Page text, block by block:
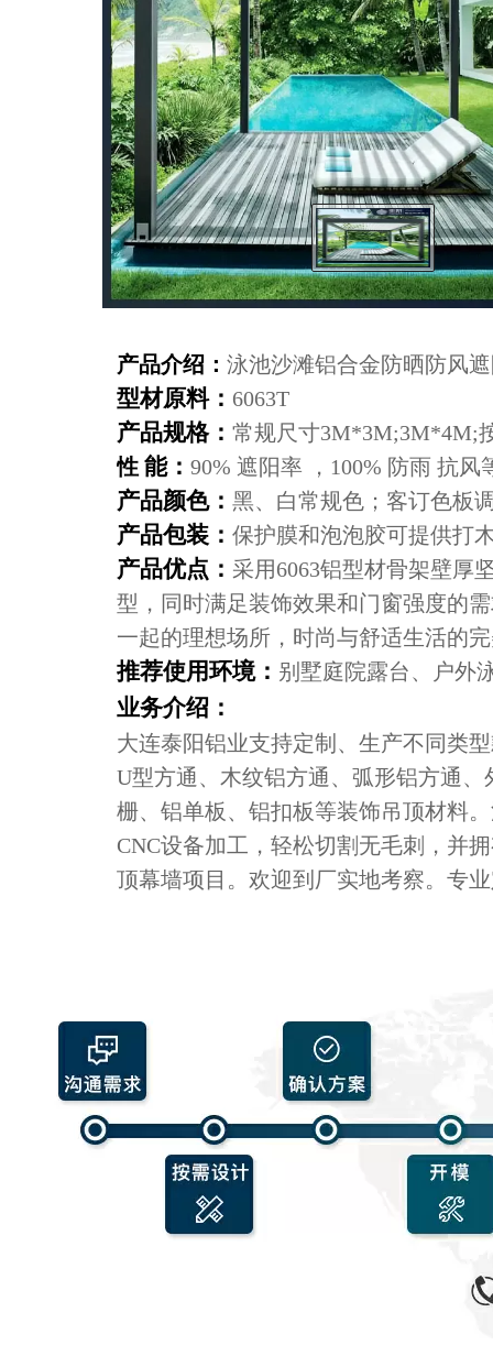
产品介绍： 泳池沙滩铝合金防晒防风
型材原料： 6063T
产品规格： 常规尺寸3M*3M;3M*4M;
性能： 90% 遮阳率 ，100% 防雨 抗风
产品颜色： 黑、白常规色；客订色板
产品包装： 保护膜和泡泡胶可提供打
产品优点： 采用6063铝型材骨架壁厚
型，同时满足装饰效果和门窗强度的
一起的理想场所，时尚与舒适生活的
推荐使用环境： 别墅庭院露台、户外
业务介绍：
大连泰阳铝业支持定制、生产不同类
U型方通、木纹铝方通、弧形铝方通
栅、铝单板、铝扣板等装饰吊顶材料
CNC设备加工，轻松切割无毛刺，并
顶幕墙项目。欢迎到厂实地考察。专